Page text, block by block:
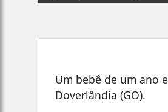
Um bebê de um ano
Doverlândia (GO).